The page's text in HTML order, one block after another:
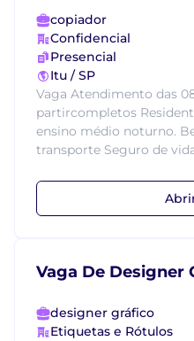
copiador
Confidencial
Presencial
Itu / SP
Vaga Atendimento das
partircompletos
ensino médio noturno.
transporte Seguro de
Vaga De Designer
designer gráfico
Etiquetas e Rótulos